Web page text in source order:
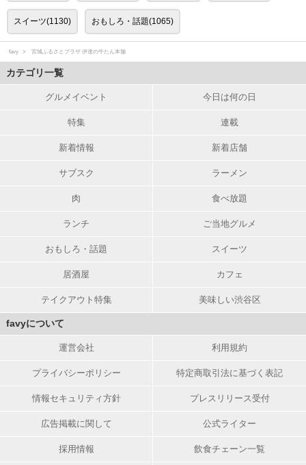
スイーツ(1130) おもしろ・話題(1065)
favy 宮城ふるさとプラザ 伊達の牛たん本舗
カテゴリ一覧
グルメイベント 今日は何の日
特集 連載
新着情報 新着店舗
サブスク ラーメン
肉 食べ放題
ランチ ご当地グルメ
おもしろ・話題 スイーツ
居酒屋 カフェ
テイクアウト特集 美味しい渋谷区
favyについて
運営会社 利用規約
プライバシーポリシー 特定商取引法に基づく表記
情報セキュリティ方針 プレスリリース受付
広告掲載に関して 公式ライター
採用情報 飲食チェーン一覧